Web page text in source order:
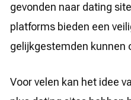
gevonden naar dating
platforms bieden een
gelijkgestemden kunnen
Voor velen kan het idee